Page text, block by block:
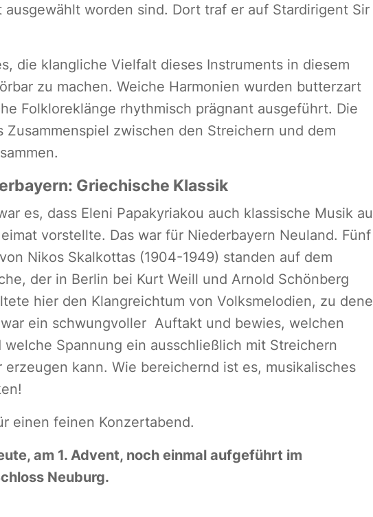
ausgewählt worden sind. Dort traf er auf Stardirigent Sir
die klangliche Vielfalt dieses Instruments in diesem
zu machen. Weiche Harmonien wurden butterzart
Folkloreklänge rhythmisch prägnant ausgeführt. Die
Zusammenspiel zwischen den Streichern und dem
Griechische Klassik
es, dass Eleni Papakyriakou auch klassische Musik
vorstellte. Das war für Niederbayern Neuland. Fünf
Nikos Skalkottas (1904-1949) standen auf dem
der in Berlin bei Kurt Weill und Arnold Schönberg
hier den Klangreichtum von Volksmelodien, zu
ein schwungvoller Auftakt und bewies, welchen
welche Spannung ein ausschließlich mit Streichern
erzeugen kann. Wie bereichernd ist es, musikalisches
einen feinen Konzertabend.
am 1. Advent, noch einmal aufgeführt im
Neuburg.